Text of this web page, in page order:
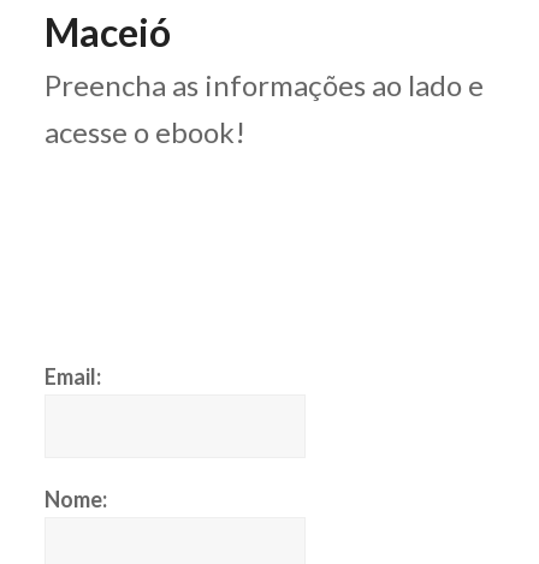
Maceió
Preencha as informações ao lado e
acesse o ebook!
Email:
Nome: